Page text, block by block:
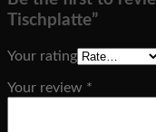
Tischplatte”
Your rating
Your review *